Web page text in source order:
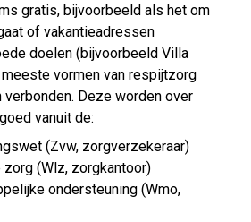
gratis, bijvoorbeeld als het om
of vakantieadressen
doelen (bijvoorbeeld Villa
vormen van respijtzorg
Deze worden over
vanuit de:
(Zvw, zorgverzekeraar)
zorg (Wlz, zorgkantoor)
ondersteuning (Wmo,